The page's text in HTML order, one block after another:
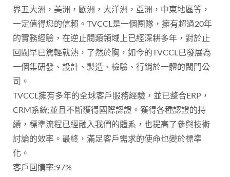
界五大洲，美洲，歐洲，大洋洲，亞洲，中東地區等，
一定值得您的信賴。TVCCL是一個團隊，擁有超過20年
的實務經驗，在逆止閥類領域上已經深耕多年，對於止
回閥早已駕輕就熟，了然於胸，如今的TVCCL已發展為
一個集研發、設計、製造、檢驗、行銷於一體的閥門公
司。
TVCCL擁有多年的全球客戶服務經驗，並已整合ERP，
CRM系統;並且不斷獲得國際認證。獲得各種認證的持
續，標準流程已經融入我們的體系，也提高了參與技術
討論的效率。最終，滿足客戶需求的使命也變於標準
化。
客戶回購率:97%